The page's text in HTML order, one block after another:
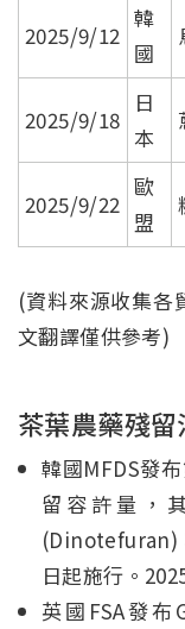
2025/9/12
韓
國
2025/9/18
日
本
2025/9/22
歐
盟
(資料來源收集各
文翻譯僅供參考)
茶葉農藥殘
韓國MFDS發
留容許量，
(Dinotefuran)
日起施行。
英國FSA發布